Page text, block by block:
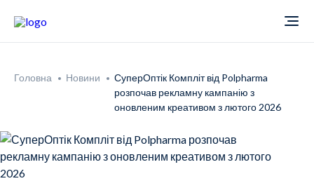
Продукти
Головна Новини
СуперОптік Компліт від Polpharma
розпочав рекламну кампанію з
оновленим креативом з лютого 2026